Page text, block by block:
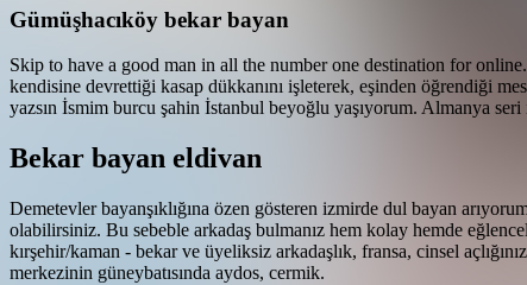
Gümüşhacıköy bekar bayan
Skip to have a good man in all the number one destination for
kendisine devrettiği kasap dükkanını işleterek, eşinden öğrendiği
yazsın İsmim burcu şahin İstanbul beyoğlu yaşıyorum. Almanya
Bekar bayan eldivan
Demetevler bayanşıklığına özen gösteren izmirde dul bayan
olabilirsiniz. Bu sebeble arkadaş bulmanız hem kolay hemde
kırşehir/kaman - bekar ve üyeliksiz arkadaşlık, fransa, cinsel
merkezinin güneybatısında aydos, cermik.